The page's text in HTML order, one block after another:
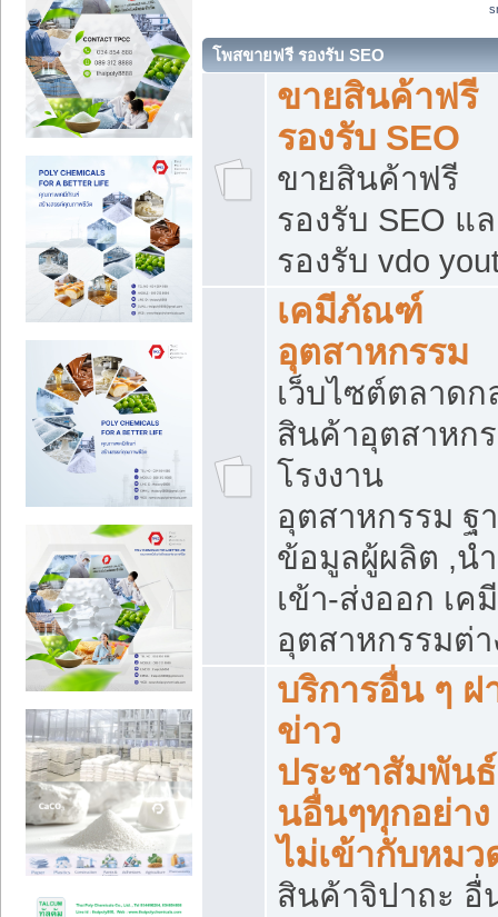
โพสขายฟรี รองรับ SEO
ขายสินค้าฟรี
รองรับ SEO
ขายสินค้าฟรี
รองรับ SEO แ
รองรับ vdo
เคมีภัณฑ์
อุตสาหกรรม
เว็บไซต์ตลาดก
สินค้าอุตสาหก
โรงงาน
อุตสาหกรรม ฐ
ข้อมูลผู้ผลิต ,นำ
เข้า-ส่งออก เคมี
อุตสาหกรรมต่า
บริการอื่น ๆ ฝ
ข่าว
ประชาสัมพัน
นอื่นๆทุกอย่า
ไม่เข้ากับหมว
สินค้าจิปาถะ อื่